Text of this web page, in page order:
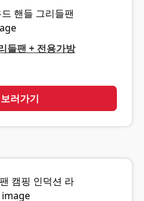
들팬 + 전용가방
러가기